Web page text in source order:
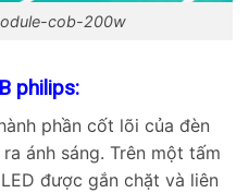
cob-200w
philips:
phần cốt lõi của đèn
ánh sáng. Trên một tấm
được gắn chặt và liên